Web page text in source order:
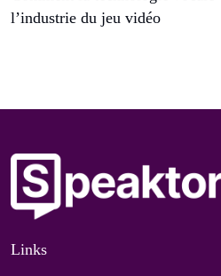
l’industrie du jeu vidéo
Links